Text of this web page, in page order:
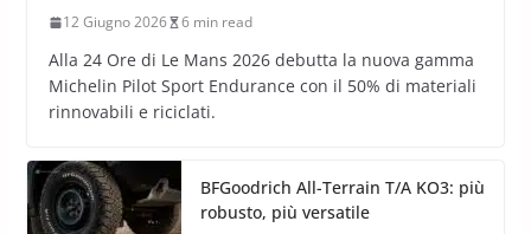
12 Giugno 2026 6 min read
Alla 24 Ore di Le Mans 2026 debutta la nuova gamma
Michelin Pilot Sport Endurance con il 50% di materiali
rinnovabili e riciclati.
BFGoodrich All-Terrain T/A KO3: più
robusto, più versatile